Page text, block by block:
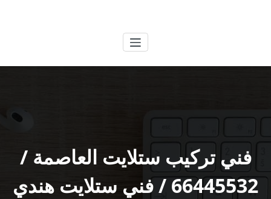
فني تركيب ستلايت العاصمة /
66445532 / فني ستلايت هندي